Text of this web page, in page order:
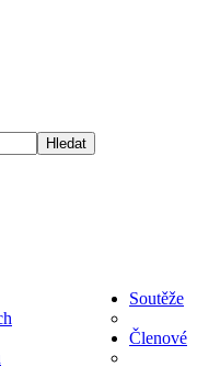
Soutěže
Členové